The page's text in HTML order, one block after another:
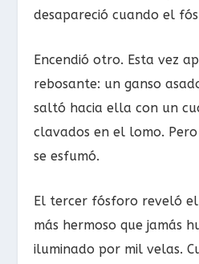
desapareció cuando el
Encendió otro. Esta vez
rebosante: un ganso
saltó hacia ella con un
clavados en el lomo.
se esfumó.
El tercer fósforo reveló
más hermoso que jamás
iluminado por mil velas.